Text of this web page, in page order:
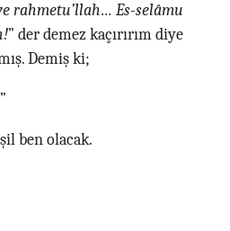
rahmetu’llah… Es-selâmu
” der demez kaçırırım diye
Demiş ki;
ben olacak.